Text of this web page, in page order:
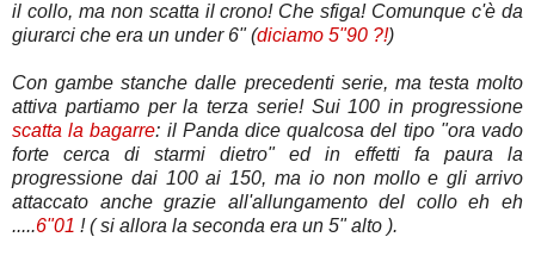
il collo, ma non scatta il crono! Che sfiga! Comunque c'è da
giurarci che era un under 6" (diciamo 5"90 ?!)
Con gambe stanche dalle precedenti serie, ma testa molto
attiva partiamo per la terza serie! Sui 100 in progressione
scatta la bagarre: il Panda dice qualcosa del tipo "ora vado
forte cerca di starmi dietro" ed in effetti fa paura la
progressione dai 100 ai 150, ma io non mollo e gli arrivo
attaccato anche grazie all'allungamento del collo eh eh
.....6"01 ! ( si allora la seconda era un 5" alto ).